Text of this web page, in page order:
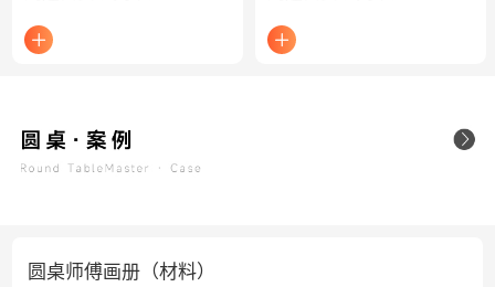
圆桌师傅画册（材料）